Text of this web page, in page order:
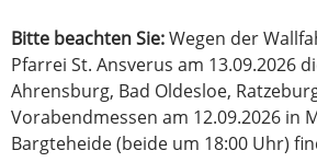
Bitte beachten Sie:Wegen der
Pfarrei St. Ansverus am 13.09.2026
Ahrensburg, Bad Oldesloe,
Vorabendmessen am 12.09.2026 in
Bargteheide (beide um 18:00 Uhr)